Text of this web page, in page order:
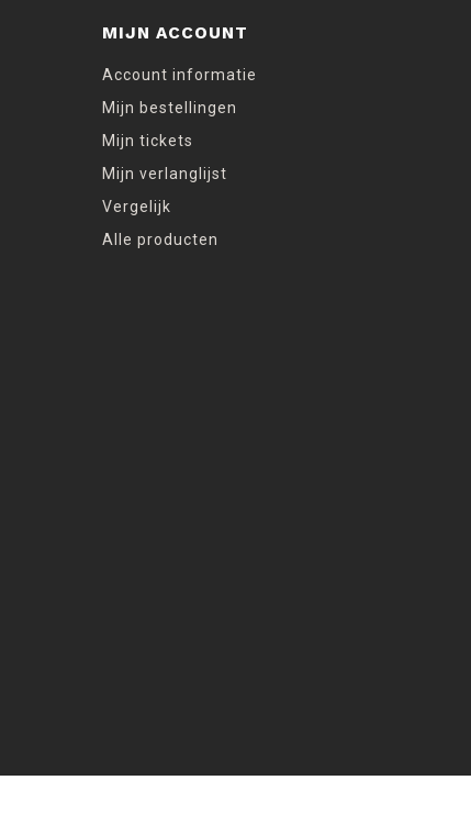
MIJN ACCOUNT
Account informatie
Mijn bestellingen
Mijn tickets
Mijn verlanglijst
Vergelijk
Alle producten